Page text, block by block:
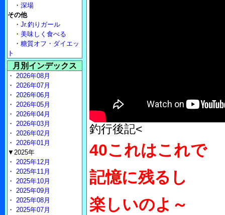
釣行後記<
40これはこれで
記憶に残るし
楽しいのよ～
・ 深場
その他
・ Jr.釣りガール
・ 美味しく食べる
・ 糖質オフ・ダイエッ
ト
月別インデックス
・ 2026年08月
・ 2026年07月
・ 2026年06月
・ 2026年05月
・ 2026年04月
・ 2026年03月
・ 2026年02月
・ 2026年01月
▼2025年
・ 2025年12月
・ 2025年11月
・ 2025年10月
・ 2025年09月
・ 2025年08月
・ 2025年07月